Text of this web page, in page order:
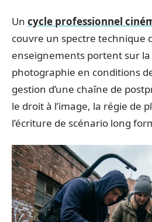
Un cycle professionnel
couvre un spectre technique
enseignements portent sur
photographie en conditions
gestion d’une chaîne de
le droit à l’image, la régie de
l’écriture de scénario long